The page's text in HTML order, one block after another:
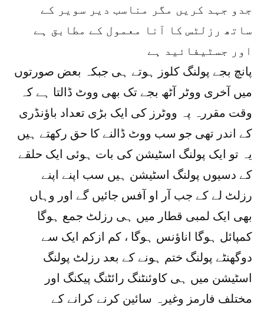
جدو جہد کریں مگر مناسب دیر سویر کے
ساتھ رزلٹس کا آنا معمول کے مطابق ہے
اور جسٹیفائید ہے
پانچ بجے پولنگ کلوز ہوتے ہی جبکہ بعض صورتوں
میں آخری ووٹر آٹھ بجے تک بھی ووٹ ڈالتا ہے کہ
وقت مقررہ پہ ووٹرز کی ایک بڑی تعداد باؤنڈری
کے اندر تھی جو سب ووٹ ڈالنے کا حق رکھتے ہیں
یہ تو ایک پولنگ اسٹیشن کی بات ہوئی ایک حلقے
کے دسیوں پولنگ اسٹیشن ہیں سب اپنے اپنے
رزلٹ لے کے جب آر او آفس جائیں گے اور وہاں
بھی ایک لمبی قطار میں ہی رزلٹ جمع ہوگا
کمپائل ہوگا اناؤنس ہوگا ، کم ازکم ایک سے
دوگھنٹے پولنگ ختم ہونے کے بعد رزلٹ پولنگ
اسٹیشن میں ہی کاوئنٹنگ رائٹنگ پیکنگ اور
مختلف فارمز وغیرہ سائین کرنے کرانے کے